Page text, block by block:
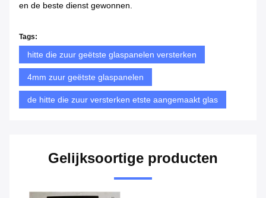
en de beste dienst gewonnen.
Tags:
hitte die zuur geëtste glaspanelen versterken
4mm zuur geëtste glaspanelen
de hitte die zuur versterken etste aangemaakt glas
Gelijksoortige producten